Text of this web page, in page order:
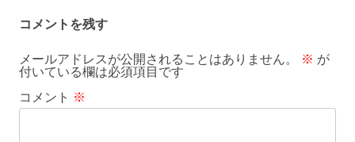
ー
シ
コメントを残す
メールアドレスが公開されることはありません。
※ が
付いている欄は必須項目です
コメント ※